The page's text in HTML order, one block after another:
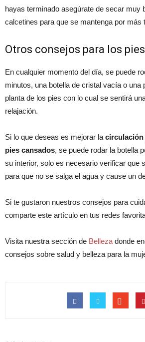
hayas terminado asegúrate de secar muy
calcetines para que se mantenga por más
Otros consejos para los pies
En cualquier momento del día, se puede
minutos, una botella de cristal vacía o una
planta de los pies con lo cual se sentirá
relajación.
Si lo que deseas es mejorar la circulación
pies cansados, se puede rodar la botella
su interior, solo es necesario verificar que
para que no se salga el agua y cause un
Si te gustaron nuestros consejos para
comparte este artículo en tus redes
Visita nuestra sección de Belleza donde
consejos sobre salud y belleza para la